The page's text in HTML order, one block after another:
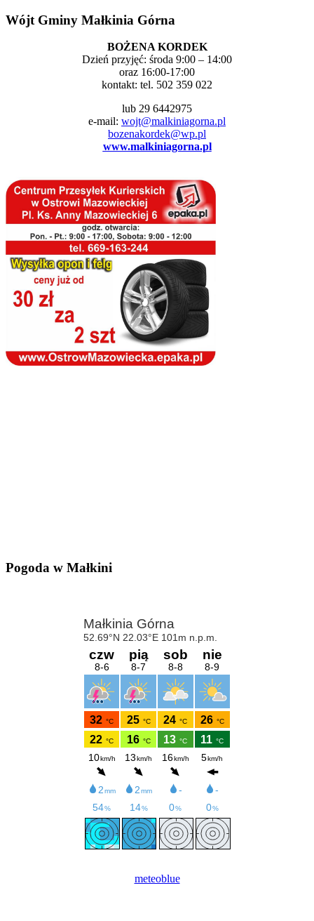
Wójt Gminy Małkinia Górna
BOŻENA KORDEK
Dzień przyjęć: środa 9:00 – 14:00
oraz 16:00-17:00
kontakt: tel. 502 359 022
lub 29 6442975
e-mail: wojt@malkiniagorna.pl
bozenakordek@wp.pl
www.malkiniagorna.pl
Pogoda w Małkini
meteoblue